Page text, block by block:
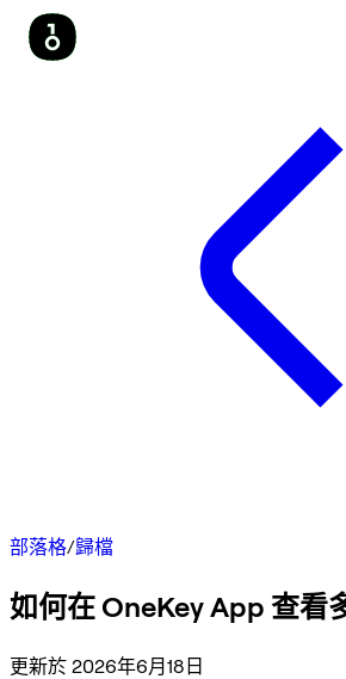
部落格/歸檔
如何在 OneKey App 查看
更新於 2026年6月18日